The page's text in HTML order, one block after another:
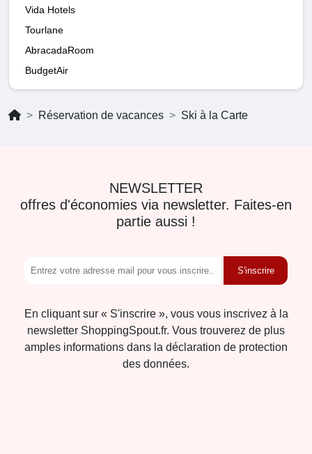
Vida Hotels
Tourlane
AbracadaRoom
BudgetAir
Réservation de vacances Ski à la Carte
NEWSLETTER
offres d'économies via newsletter. Faites-en
partie aussi !
S'inscrire
En cliquant sur « S'inscrire », vous vous inscrivez à la
newsletter ShoppingSpout.fr. Vous trouverez de plus
amples informations dans la déclaration de protection
des données.